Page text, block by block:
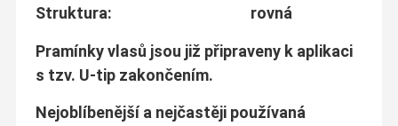
Struktura: rovná
Pramínky vlasů jsou již připraveny k aplikaci
s tzv. U-tip zakončením.
Nejoblíbenější a nejčastěji používaná